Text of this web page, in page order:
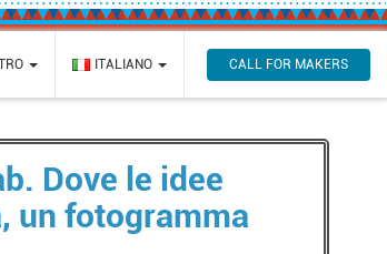
ITALIANO CALL FOR MAKERS
Dove le idee
un fotogramma